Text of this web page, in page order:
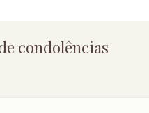
condolências